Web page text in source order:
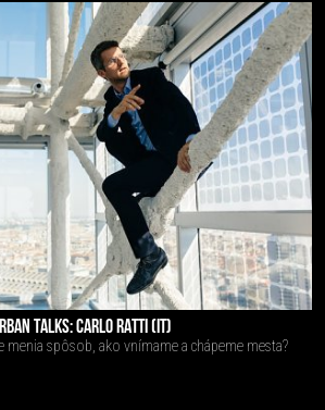
TALKS: CARLO RATTI (IT)
spôsob, ako vnímame a chápeme mesta?